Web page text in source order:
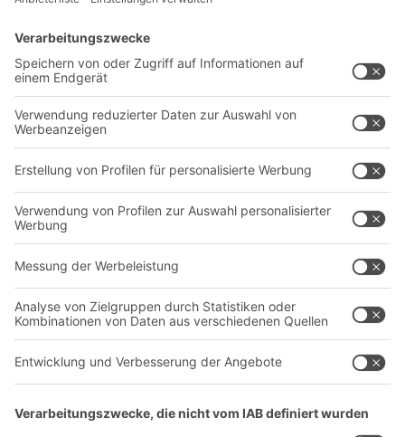
Lösungen
Intralogistiklösungen
Regalsysteme
Transportsysteme
Dienstleistungen
Kontaktformular
Unternehmen
Über uns
Produktionsstandorte
Karriere
Follow us
YOUR LIFE.